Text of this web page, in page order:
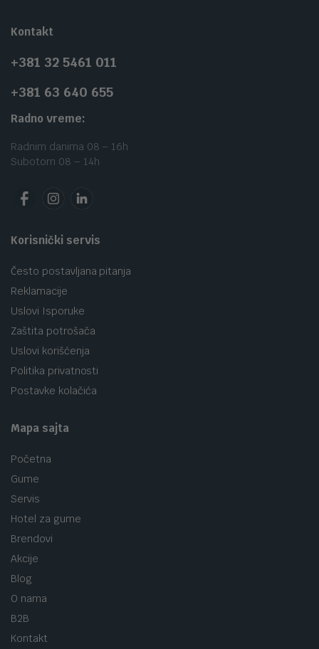
Kontakt
+381 32 5461 011
+381 63 640 655
Radno vreme:
Radnim danima 08 – 16h
Subotom 08 – 14h
Korisnički servis
Često postavljana pitanja
Reklamacije
Uslovi Isporuke
Zaštita potrošača
Uslovi korišćenja
Politika privatnosti
Postavke kolačića
Mapa sajta
Početna
Gume
Servis
Hotel za gume
Brendovi
Akcije
Blog
O nama
B2B
Kontakt